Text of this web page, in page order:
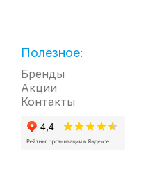
показатель его
и защищает от
безопасности
коррозии и от
клапан.
Полезное:
Бренды
Акции
Контакты